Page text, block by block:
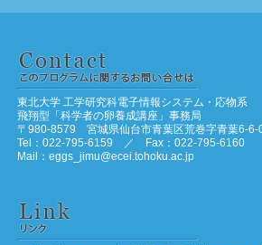
東北大学 工学研究科電子情報システム・応物系
飛翔型「科学者の卵養成講座」事務局
〒980-8579 宮城県仙台市青葉区荒巻字青葉6-
Tel：022-795-6159 ／ Fax：022-795-6160
Mail：eggs_jimu@ecei.tohoku.ac.jp